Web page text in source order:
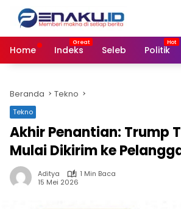
Langsung
konten
Home
Indeks Seleb Politik
Beranda Tekno
Tekno
Akhir Penantian: Trump
Mulai Dikirim ke
Aditya
1 Min Baca
15 Mei 2026